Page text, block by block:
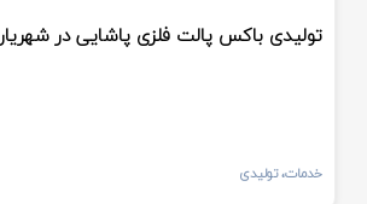
تولیدی باکس پالت فلزی پاشایی در شهریار
خدمات، تولیدی